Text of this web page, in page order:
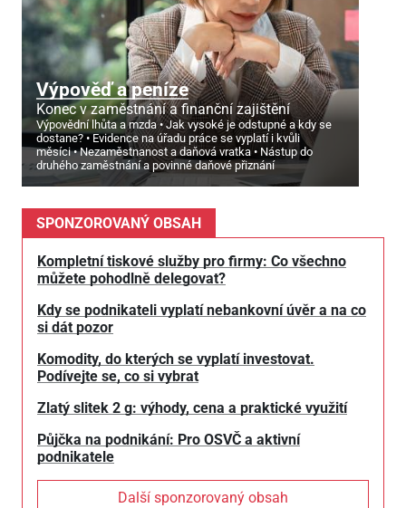
Výpověď a peníze
Konec v zaměstnání a finanční zajištění
Výpovědní lhůta a mzda
Jak vysoké je odstupné a kdy se
dostane?
Evidence na úřadu práce se vyplatí i kvůli
měsíci
Nezaměstnanost a daňová vratka
Nástup do
druhého zaměstnání a povinné daňové přiznání
SPONZOROVANÝ OBSAH
Kompletní tiskové služby pro firmy: Co všechno
můžete pohodlně delegovat?
Kdy se podnikateli vyplatí nebankovní úvěr a na co
si dát pozor
Komodity, do kterých se vyplatí investovat.
Podívejte se, co si vybrat
Zlatý slitek 2 g: výhody, cena a praktické využití
Půjčka na podnikání: Pro OSVČ a aktivní
podnikatele
Další sponzorovaný obsah